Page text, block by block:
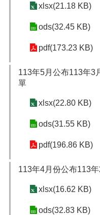
xlsx(21.18 KB)
ods(32.45 KB)
pdf(173.23 KB)
113年5月公布113年3
單
xlsx(22.80 KB)
ods(31.55 KB)
pdf(196.86 KB)
113年4月份公布113
xlsx(16.62 KB)
ods(32.83 KB)